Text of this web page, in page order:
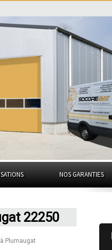
NOS GARANTIES
22250
Plumaugat